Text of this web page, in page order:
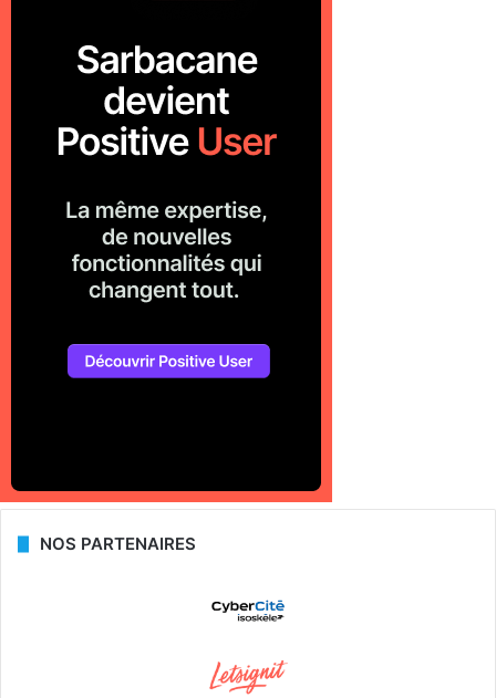
NOS PARTENAIRES